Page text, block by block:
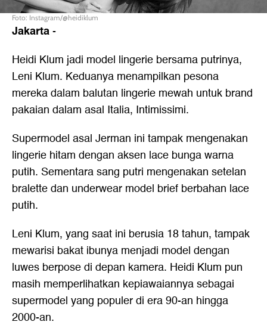
Foto: Instagram/@heidiklum
Jakarta-
Heidi Klumjadi model lingerie bersama putrinya,
Leni Klum. Keduanya menampilkan pesona
mereka dalam balutan lingerie mewah untuk brand
pakaian dalam asal Italia, Intimissimi.
Supermodel asal Jerman ini tampak mengenakan
lingerie hitam dengan aksen lace bunga warna
putih. Sementara sang putri mengenakan setelan
bralette dan underwear model brief berbahan lace
putih.
Leni Klum, yang saat ini berusia 18 tahun, tampak
mewarisi bakat ibunya menjadi model dengan
luwes berpose di depan kamera. Heidi Klum pun
masih memperlihatkan kepiawaiannya sebagai
supermodel yang populer di era 90-an hingga
2000-an.